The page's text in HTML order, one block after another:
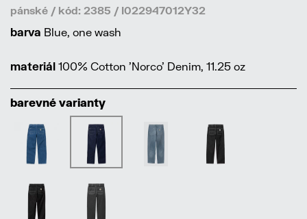
pánské / kód: 2385 / I022947012Y32
barva Blue, one wash
materiál 100% Cotton 'Norco' Denim, 11.25 oz
barevné varianty